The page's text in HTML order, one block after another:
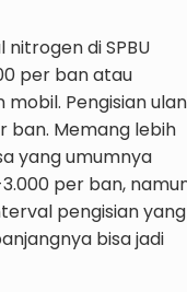
di SPBU
per ban atau
Pengisian
ban. Memang lebih
yang umumnya
per ban,
pengisian yang
bisa jadi